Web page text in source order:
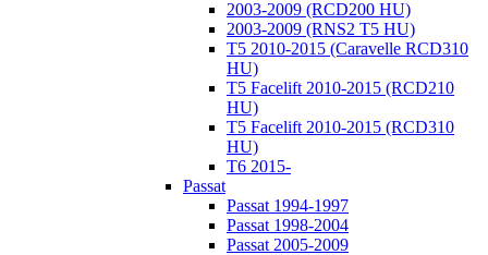
2003-2009 (RCD200 HU)
2003-2009 (RNS2 T5 HU)
T5 2010-2015 (Caravelle RCD310
HU)
T5 Facelift 2010-2015 (RCD210
HU)
T5 Facelift 2010-2015 (RCD310
HU)
T6 2015-
Passat
Passat 1994-1997
Passat 1998-2004
Passat 2005-2009